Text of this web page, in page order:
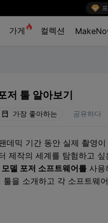

가게  컬렉션
저 툴 알아보기
가장 좋아하는 공유하다
데믹 기간 동안 실제 촬영이
제작의 세계를 탐험하고
델 포저 소프트웨어를 사용
을 소개하고 각 소프트웨